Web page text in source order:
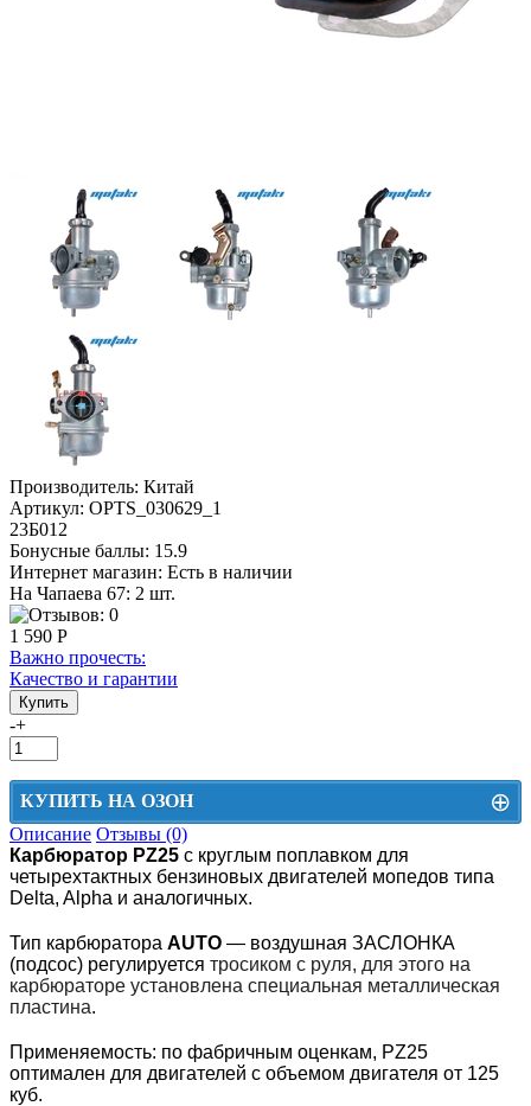
Производитель: Китай
Артикул: OPTS_030629_1
23Б012
Бонусные баллы: 15.9
Интернет магазин: Есть в наличии
На Чапаева 67: 2 шт.
1 590 Р
Важно прочесть:
Качество и гарантии
-+
КУПИТЬ НА ОЗОН ⊕
Цена на Озон включает доставку, упаковку и комиссии маркетплейса
Этот товар можно приобрести на Озон. Для перехода в маркетплейс
перейдите по ссылке ниже.
КУПИТЬ НА ОЗОН
Описание Отзывы (0)
Карбюратор PZ25 с круглым поплавком для
четырехтактных бензиновых двигателей мопедов типа
Delta, Alpha и аналогичных.
Тип карбюратора AUTO — воздушная ЗАСЛОНКА
(подсос) регулируется тросиком с руля, для этого на
карбюраторе установлена специальная металлическая
пластина.
Применяемость: по фабричным оценкам, PZ25
оптимален для двигателей с объемом двигателя от 125
куб.